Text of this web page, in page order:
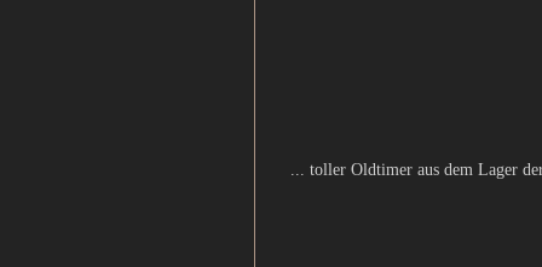
... toller Oldtimer aus dem Lager